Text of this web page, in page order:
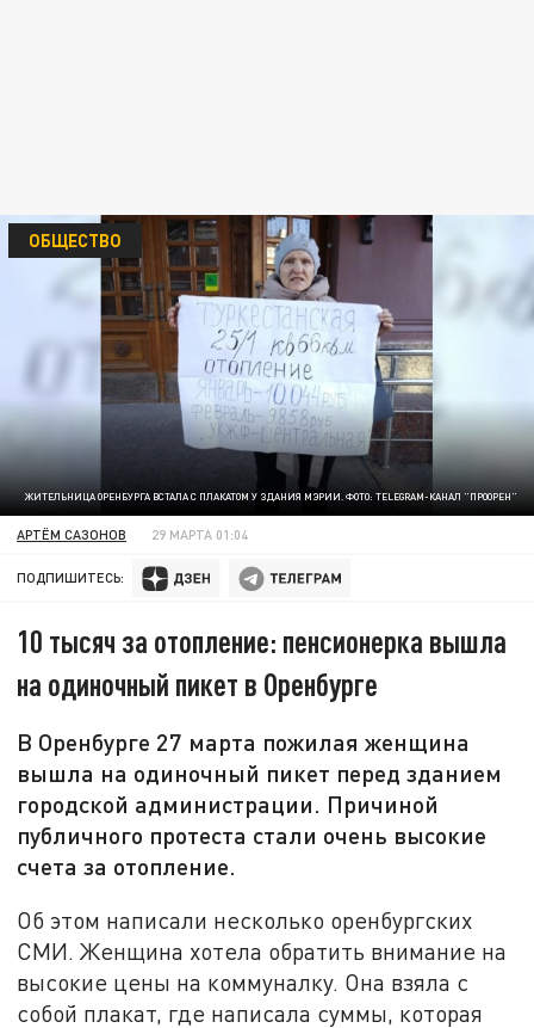
ЖИТЕЛЬНИЦА ОРЕНБУРГА ВСТАЛА С ПЛАКАТОМ У ЗДАНИЯ МЭРИИ. ФОТО: TELEGRAM-КАНАЛ "ПРООРЕН"
ОБЩЕСТВО
АРТЁМ САЗОНОВ 29 МАРТА 01:04
ПОДПИШИТЕСЬ:
10 тысяч за отопление: пенсионерка вышла
на одиночный пикет в Оренбурге
В Оренбурге 27 марта пожилая женщина
вышла на одиночный пикет перед зданием
городской администрации. Причиной
публичного протеста стали очень высокие
счета за отопление.
Об этом написали несколько оренбургских
СМИ. Женщина хотела обратить внимание на
высокие цены на коммуналку. Она взяла с
собой плакат, где написала суммы, которая